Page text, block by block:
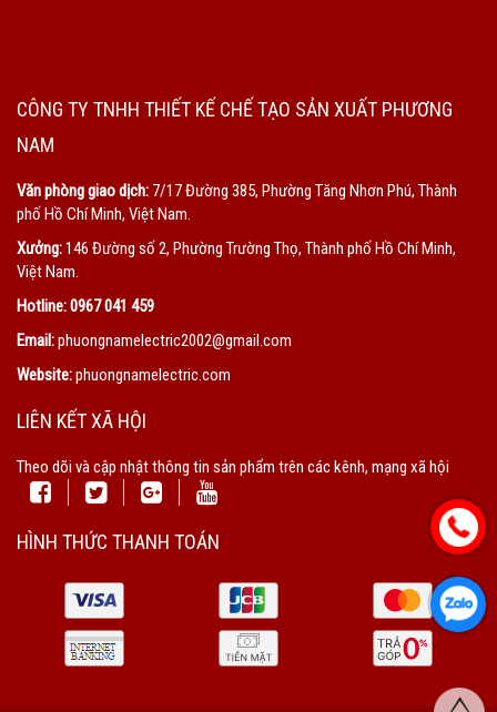
CÔNG TY TNHH THIẾT KẾ CHẾ TẠO SẢN XUẤT PHƯƠNG
NAM
Văn phòng giao dịch: 7/17 Đường 385, Phường Tăng Nhơn Phú, Thành
phố Hồ Chí Minh, Việt Nam.
Xưởng:146 Đường số 2, Phường Trường Thọ, Thành phố Hồ Chí Minh,
Việt Nam.
Hotline:0967 041 459
Email:phuongnamelectric2002@gmail.com
Website:phuongnamelectric.com
LIÊN KẾT XÃ HỘI
Theo dõi và cập nhật thông tin sản phẩm trên các kênh, mạng xã hội
HÌNH THỨC THANH TOÁN